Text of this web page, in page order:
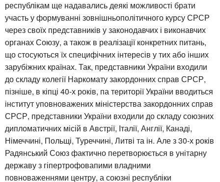
республікам ще надавались деякі можливості брати
участь у формуванні зовнішньополітичного курсу СРСР
через своїх представників у законодавчих і виконавчих
органах Союзу, а також в реалізації конкретних питань,
що стосуються їх специфічних інтересів у тих або інших
зарубіжних країнах. Так, представники України входили
до складу колегії Наркомату закордонних справ СРСР,
пізніше, в кіпці 40-х років, па території України вводиться
інститут уповноважених міністерства закордонних справ
СРСР, представники України входили до складу союзних
дипломатичних місій в Австрії, Італії, Англії, Канаді,
Німеччині, Польщі, Туреччині, Литві та ін. Але з 30-х років
Радянський Союз фактично перетворюється в унітарну
державу з гіпертрофовапими владними
повноваженнями центру, а союзні республіки